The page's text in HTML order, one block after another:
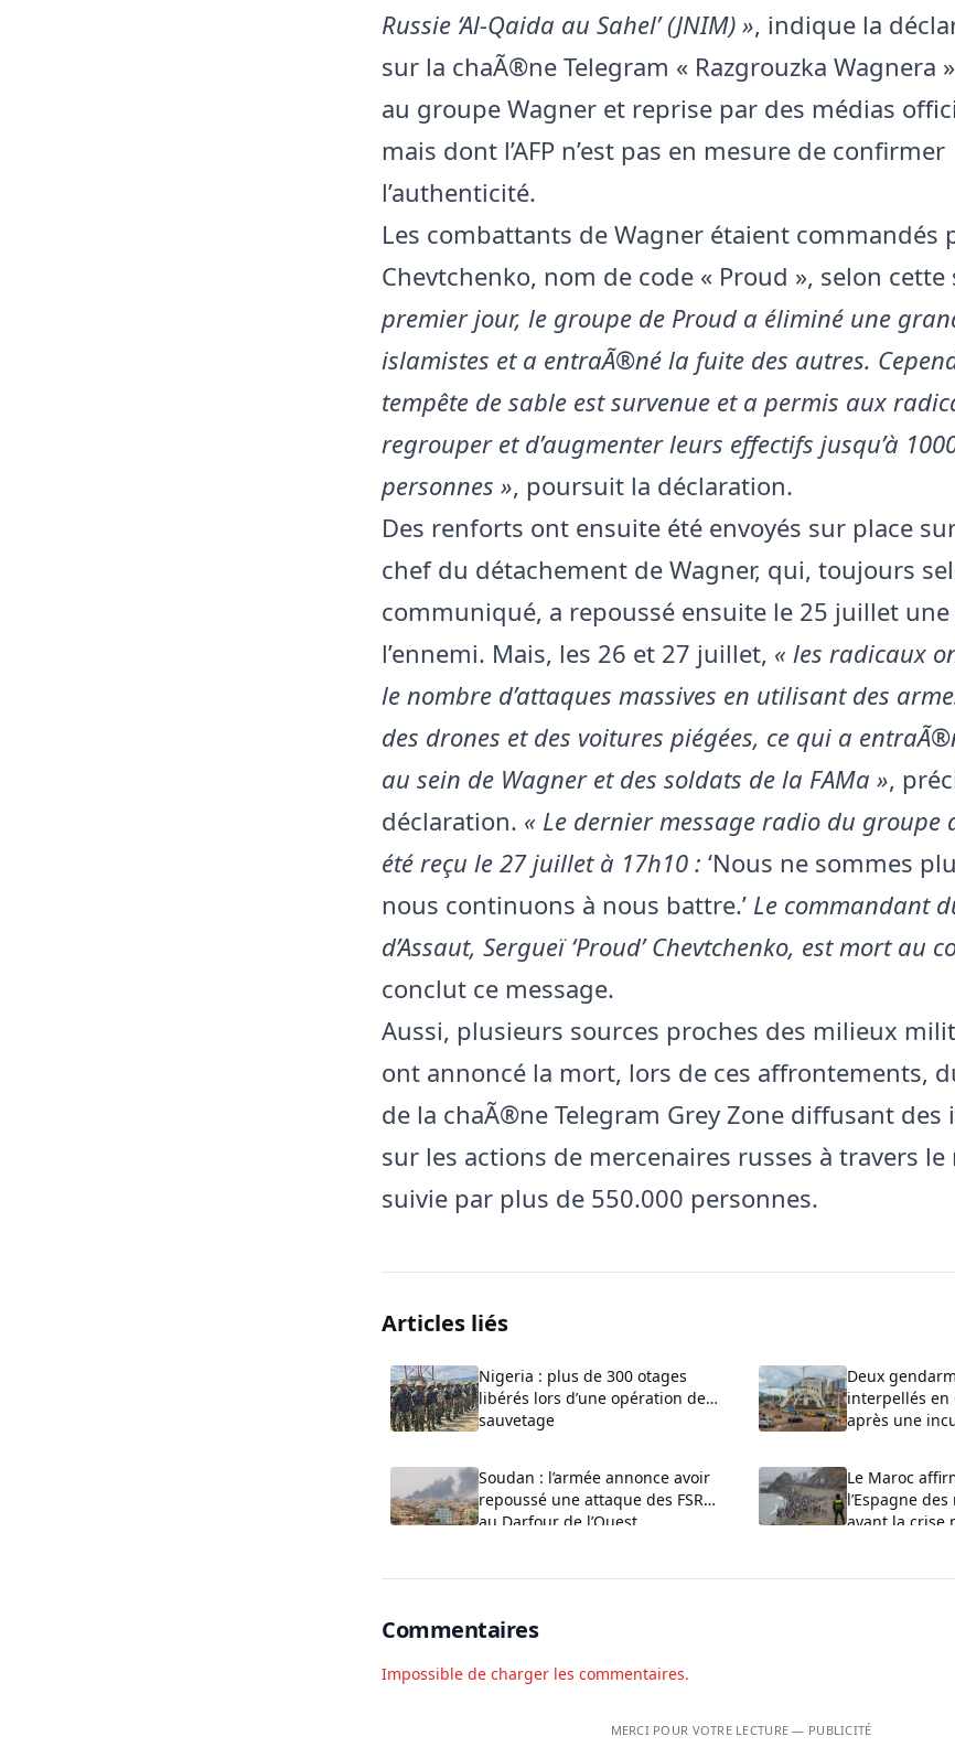
Russie ‘Al-Qaida au Sahel’ (JNIM) », indique la
sur la chaÃ®ne Telegram « Razgrouzka Wagnera
au groupe Wagner et reprise par des médias
mais dont l’AFP n’est pas en mesure de confirmer
l’authenticité.
Les combattants de Wagner étaient commandés
Chevtchenko, nom de code « Proud », selon cette
premier jour, le groupe de Proud a éliminé une
islamistes et a entraÃ®né la fuite des autres.
tempête de sable est survenue et a permis aux
regrouper et d’augmenter leurs effectifs jusqu’à
personnes », poursuit la déclaration.
Des renforts ont ensuite été envoyés sur place
chef du détachement de Wagner, qui, toujours
communiqué, a repoussé ensuite le 25 juillet
l’ennemi. Mais, les 26 et 27 juillet, « les radicaux
le nombre d’attaques massives en utilisant des
des drones et des voitures piégées, ce qui a
au sein de Wagner et des soldats de la FAMa »,
déclaration. « Le dernier message radio du groupe
été reçu le 27 juillet à 17h10 : ‘Nous ne sommes
nous continuons à nous battre.’ Le commandant
d’Assaut, Sergueï ‘Proud’ Chevtchenko, est mort au
conclut ce message.
Aussi, plusieurs sources proches des milieux
ont annoncé la mort, lors de ces affrontements,
de la chaÃ®ne Telegram Grey Zone diffusant
sur les actions de mercenaires russes à travers
suivie par plus de 550.000 personnes.
Articles liés
Nigeria : plus de 300 otages
libérés lors d’une opération de
sauvetage
Deux
interpellés
après une
Soudan : l’armée annonce avoir
repoussé une attaque des FSR
au Darfour de l’Ouest
Le Maroc
l’Espagne
avant la crise
Commentaires
Impossible de charger les commentaires.
MERCI POUR VOTRE LECTURE — PUBLICITÉ